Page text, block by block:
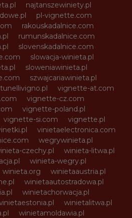
najtanszewiniety.pl
pl-vignette.com
rakouskadalnice.com
rumunskadalnice.com
slovenskadalnice.com
slowacja-winieta.pl
sloweniawinieta.pl
szwajcariawinieta.pl
tunellivigno.pl
vignette-at.com
vignette-cz.com
vignette-poland.pl
vignette-si.com
vignette.pl
vinietaelectronica.com
wegrywinieta.pl
czechy.pl
winieta-litwa.pl
winieta-wegry.pl
winieta.org
winietaaustria.pl
winietaautostradowa.pl
winietachorwacja.pl
winietalitwa.pl
winietamoldawia.pl